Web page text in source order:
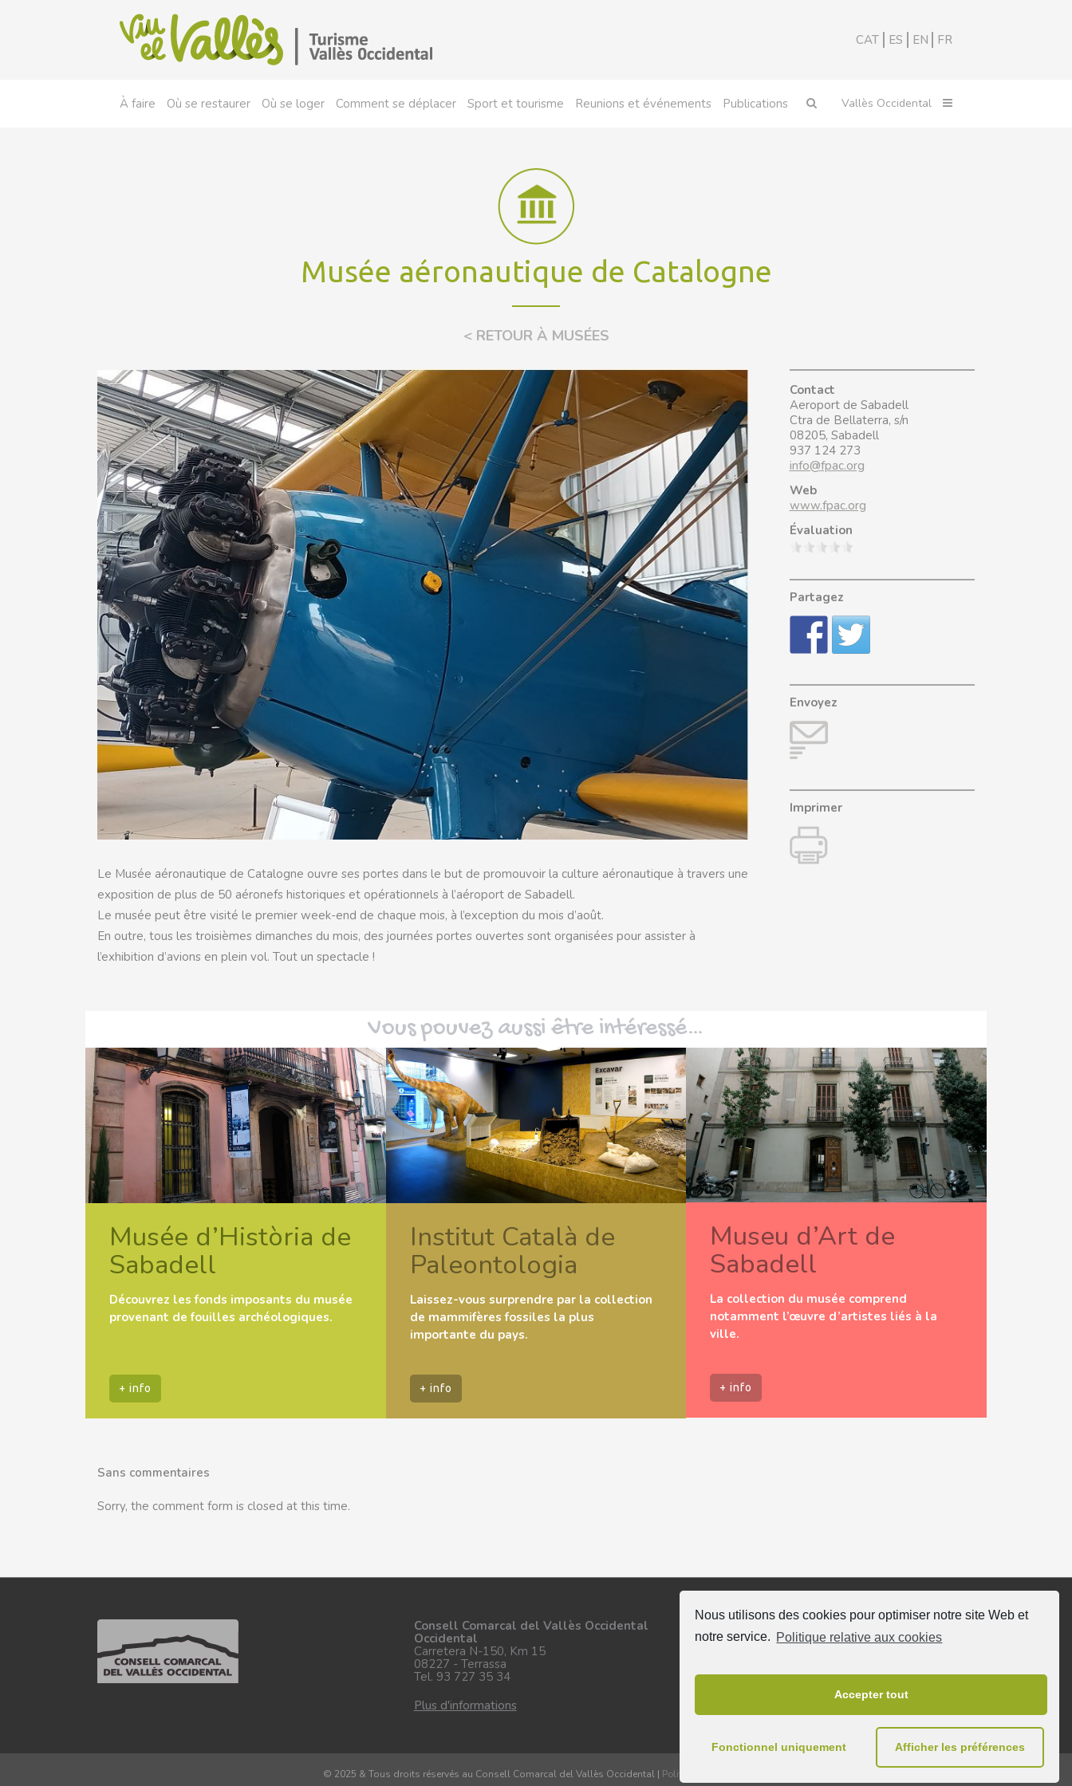
Nous utilisons des cookies pour optimiser notre site Web et
notre service. Politique relative aux cookies
Accepter tout
Fonctionnel uniquement Afficher les préférences
CAT ES EN FR
À faire Où se restaurer Où se loger Comment se déplacer Sport et tourisme Reunions et événements Publications
Musée aéronautique de Catalogne
< RETOUR À MUSÉES
Le Musée aéronautique de Catalogne ouvre ses portes dans le but de promouvoir la culture aéronautique à travers une
exposition de plus de 50 aéronefs historiques et opérationnels à l’aéroport de Sabadell.
Le musée peut être visité le premier week-end de chaque mois, à l’exception du mois d’août.
En outre, tous les troisièmes dimanches du mois, des journées portes ouvertes sont organisées pour assister à
l’exhibition d’avions en plein vol. Tout un spectacle !
Contact
Aeroport de Sabadell
Ctra de Bellaterra, s/n
08205, Sabadell
937 124 273
info@fpac.org
Web
www.fpac.org
Évaluation
Partagez
Envoyez
Imprimer
Vous pouvez aussi être intéressé…
Musée d’Història de
Sabadell
Découvrez les fonds imposants du musée
provenant de fouilles archéologiques.
+ info
Institut Català de
Paleontologia
Laissez-vous surprendre par la collection
de mammifères fossiles la plus
importante du pays.
+ info
Museu d’Art de
Sabadell
La collection du musée comprend
notamment l’œuvre d’artistes liés à la
ville.
+ info
Sans commentaires
Sorry, the comment form is closed at this time.
Consell Comarcal del Vallès Occidental
Occidental
Carretera N-150, Km 15
08227 - Terrassa
Tel. 93 727 35 34
Plus d'informations
Suivez nous
© 2025 & Tous droits réservés au Consell Comarcal del Vallès Occidental | Politique de cookies